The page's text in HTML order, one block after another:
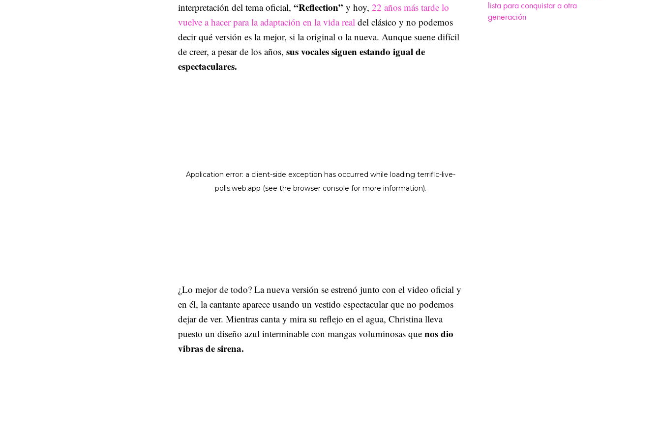
lista para conquistar a otra
generación
interpretación del tema oficial, “Reflection” y hoy, 22 años más tarde lo
vuelve a hacer para la adaptación en la vida real del clásico y no podemos
decir qué versión es la mejor, si la original o la nueva. Aunque suene difícil
de creer, a pesar de los años, sus vocales siguen estando igual de
espectaculares.
¿Lo mejor de todo? La nueva versión se estrenó junto con el video oficial y
en él, la cantante aparece usando un vestido espectacular que no podemos
dejar de ver. Mientras canta y mira su reflejo en el agua, Christina lleva
puesto un diseño azul interminable con mangas voluminosas que nos dio
vibras de sirena.